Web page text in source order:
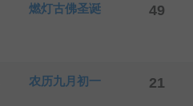
燃灯古佛圣诞 49
农历九月初一 21